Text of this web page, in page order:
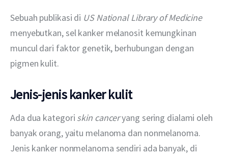
Sebuah publikasi di US National Library of Medicine
menyebutkan, sel kanker melanosit kemungkinan
muncul dari faktor genetik, berhubungan dengan
pigmen kulit.
Jenis-jenis kanker kulit
Ada dua kategori skin cancer yang sering dialami oleh
banyak orang, yaitu melanoma dan nonmelanoma.
Jenis kanker nonmelanoma sendiri ada banyak, di